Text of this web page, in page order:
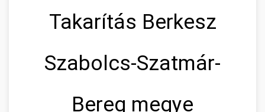
Takarítás Berkesz
Szabolcs-Szatmár-
Bereg megye